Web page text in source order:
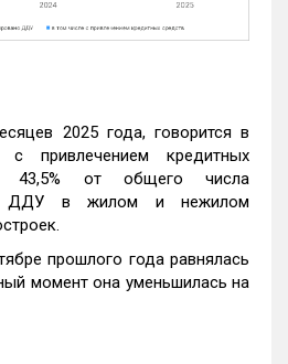
2025 года, говорится в
привлечением кредитных
43,5% от общего числа
ДДУ в жилом и нежилом
прошлого года равнялась
момент она уменьшилась на